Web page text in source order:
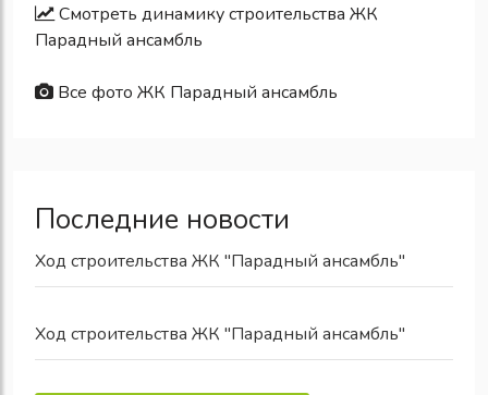
Смотреть динамику строительства ЖК
Парадный ансамбль
Все фото ЖК Парадный ансамбль
Последние новости
Ход строительства ЖК "Парадный ансамбль"
Ход строительства ЖК "Парадный ансамбль"